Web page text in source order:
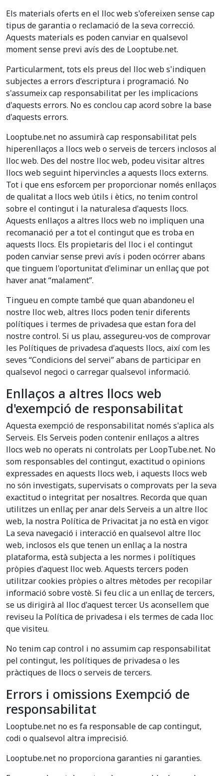
Els materials oferts en el lloc web s'ofereixen sense cap
tipus de garantia o reclamació de la seva correcció.
Aquests materials es poden canviar en qualsevol
moment sense previ avís des de Looptube.net.
Particularment, tots els preus del lloc web s'indiquen
subjectes a errors d'escriptura i programació. No
s'assumeix cap responsabilitat per les implicacions
d'aquests errors. No es conclou cap acord sobre la base
d'aquests errors.
Looptube.net no assumirà cap responsabilitat pels
hiperenllaços a llocs web o serveis de tercers inclosos al
lloc web. Des del nostre lloc web, podeu visitar altres
llocs web seguint hipervincles a aquests llocs externs.
Tot i que ens esforcem per proporcionar només enllaços
de qualitat a llocs web útils i ètics, no tenim control
sobre el contingut i la naturalesa d'aquests llocs.
Aquests enllaços a altres llocs web no impliquen una
recomanació per a tot el contingut que es troba en
aquests llocs. Els propietaris del lloc i el contingut
poden canviar sense previ avís i poden ocórrer abans
que tinguem l'oportunitat d'eliminar un enllaç que pot
haver anat “malament”.
Tingueu en compte també que quan abandoneu el
nostre lloc web, altres llocs poden tenir diferents
polítiques i termes de privadesa que estan fora del
nostre control. Si us plau, assegureu-vos de comprovar
les Polítiques de privadesa d'aquests llocs, així com les
seves “Condicions del servei” abans de participar en
qualsevol negoci o carregar qualsevol informació.
Enllaços a altres llocs web
d'exempció de responsabilitat
Aquesta exempció de responsabilitat només s'aplica als
Serveis. Els Serveis poden contenir enllaços a altres
llocs web no operats ni controlats per LoopTube.net. No
som responsables del contingut, exactitud o opinions
expressades en aquests llocs web, i aquests llocs web
no són investigats, supervisats o comprovats per la seva
exactitud o integritat per nosaltres. Recorda que quan
utilitzes un enllaç per anar dels Serveis a un altre lloc
web, la nostra Política de Privacitat ja no està en vigor.
La seva navegació i interacció en qualsevol altre lloc
web, inclosos els que tenen un enllaç a la nostra
plataforma, està subjecta a les normes i polítiques
pròpies d'aquest lloc web. Aquests tercers poden
utilitzar cookies pròpies o altres mètodes per recopilar
informació sobre vostè. Si feu clic a un enllaç de tercers,
se us dirigirà al lloc d'aquest tercer. Us aconsellem que
reviseu la Política de privadesa i els termes de cada lloc
que visiteu.
No tenim cap control i no assumim cap responsabilitat
pel contingut, les polítiques de privadesa o les
pràctiques de llocs o serveis de tercers.
Errors i omissions Exempció de
responsabilitat
Looptube.net no es fa responsable de cap contingut,
codi o qualsevol altra imprecisió.
Looptube.net no proporciona garanties ni garanties.